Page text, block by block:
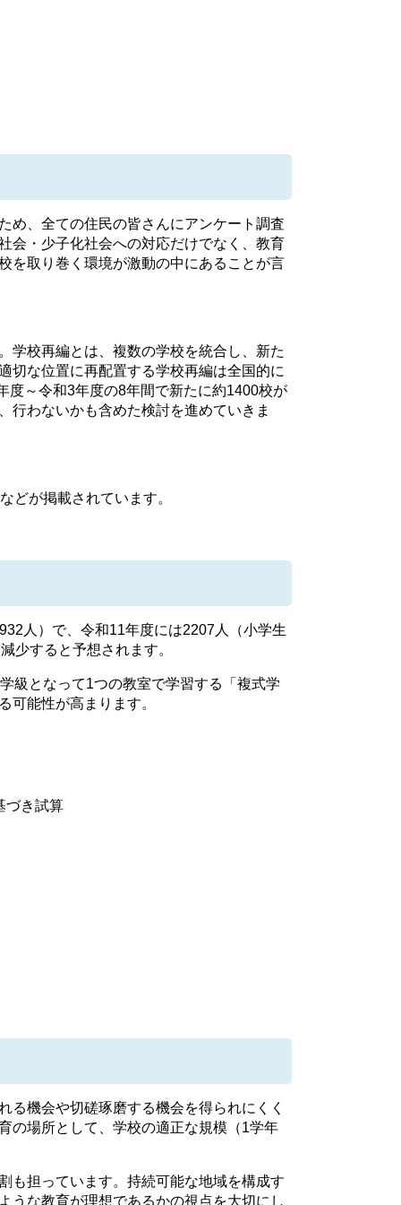
め、全ての住民の皆さんにアンケート調査
会・少子化社会への対応だけでなく、教育
を取り巻く環境が激動の中にあることが言
校再編とは、複数の学校を統合し、新た
切な位置に再配置する学校再編は全国的に
度～令和3年度の8年間で新たに約1400校が
行わないかも含めた検討を進めていきま
どが掲載されています。
人）で、令和11年度には2207人（小学生
少すると予想されます。
級となって1つの教室で学習する「複式学
可能性が高まります。
づき試算
機会や切磋琢磨する機会を得られにくく
の場所として、学校の適正な規模（1学年
も担っています。持続可能な地域を構成す
うな教育が理想であるかの視点を大切にし